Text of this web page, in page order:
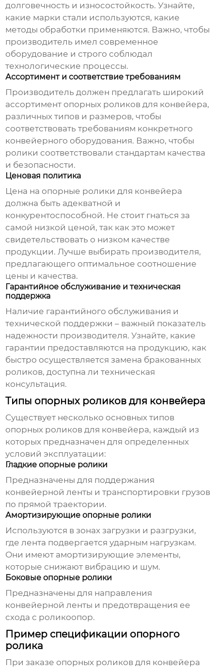
долговечность и износостойкость. Узнайте,
какие марки стали используются, какие
методы обработки применяются. Важно, чтобы
производитель имел современное
оборудование и строго соблюдал
технологические процессы.
Ассортимент и соответствие требованиям
Производитель должен предлагать широкий
ассортимент опорных роликов для конвейера,
различных типов и размеров, чтобы
соответствовать требованиям конкретного
конвейерного оборудования. Важно, чтобы
ролики соответствовали стандартам качества
и безопасности.
Ценовая политика
Цена на опорные ролики для конвейера
должна быть адекватной и
конкурентоспособной. Не стоит гнаться за
самой низкой ценой, так как это может
свидетельствовать о низком качестве
продукции. Лучше выбирать производителя,
предлагающего оптимальное соотношение
цены и качества.
Гарантийное обслуживание и техническая
поддержка
Наличие гарантийного обслуживания и
технической поддержки – важный показатель
надежности производителя. Узнайте, какие
гарантии предоставляются на продукцию, как
быстро осуществляется замена бракованных
роликов, доступна ли техническая
консультация.
Типы опорных роликов для конвейера
Существует несколько основных типов
опорных роликов для конвейера, каждый из
которых предназначен для определенных
условий эксплуатации:
Гладкие опорные ролики
Предназначены для поддержания
конвейерной ленты и транспортировки грузов
по прямой траектории.
Амортизирующие опорные ролики
Используются в зонах загрузки и разгрузки,
где лента подвергается ударным нагрузкам.
Они имеют амортизирующие элементы,
которые снижают вибрацию и шум.
Боковые опорные ролики
Предназначены для направления
конвейерной ленты и предотвращения ее
схода с роликоопор.
Пример спецификации опорного
ролика
При заказе опорных роликов для конвейера